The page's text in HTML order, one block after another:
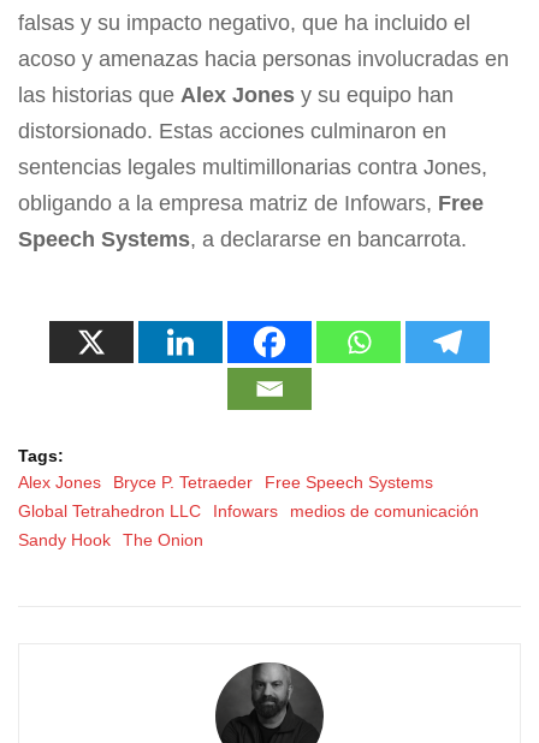
falsas y su impacto negativo, que ha incluido el
acoso y amenazas hacia personas involucradas en
las historias que Alex Jones y su equipo han
distorsionado. Estas acciones culminaron en
sentencias legales multimillonarias contra Jones,
obligando a la empresa matriz de Infowars, Free
Speech Systems, a declararse en bancarrota.
Tags:
Alex Jones
Bryce P. Tetraeder
Free Speech Systems
Global Tetrahedron LLC
Infowars
medios de comunicación
Sandy Hook
The Onion